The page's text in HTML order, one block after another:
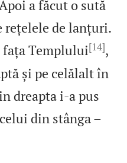
a făcut o sută
rețelele de lanțuri.
Templului[14],
și pe celălalt în
dreapta i‑a pus
din stânga –